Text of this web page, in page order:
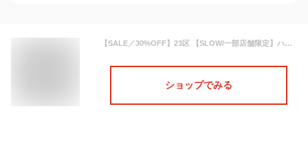
【SALE／30%OFF】23区 【SLOW/一部店舗限定】ハイゲージテリー スウェット ニジュウサンク トップス スウェット・トレーナー ホワイト ブラウン グレー【送料無料】
ショップでみる